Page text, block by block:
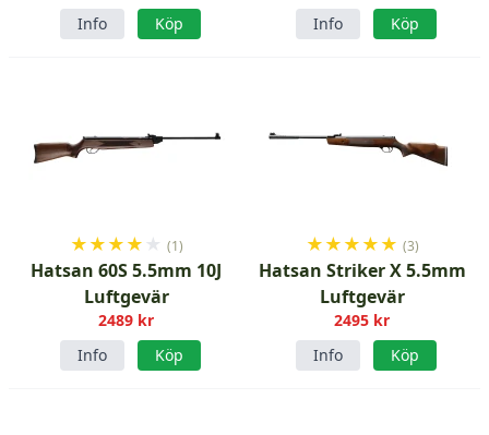
Info
Köp
Info
Köp
★★★★ ★ (1)
Hatsan 60S 5.5mm 10J
Luftgevär
2489 kr
Info
Köp
★★★★★ (3)
Hatsan Striker X 5.5mm
Luftgevär
2495 kr
Info
Köp